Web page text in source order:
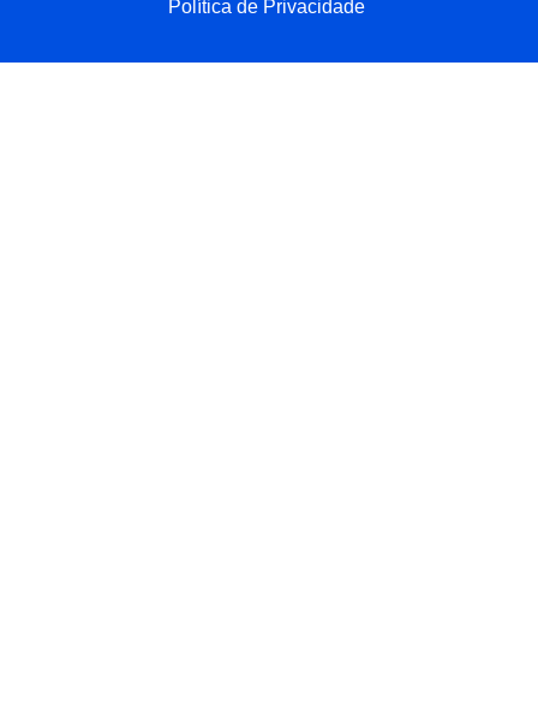
Política de Privacidade